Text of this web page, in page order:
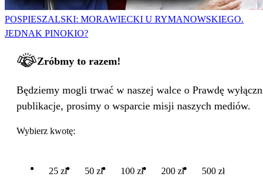
POSPIESZALSKI: MORAWIECKI U RYMANOWSKIEGO.
JEDNAK PINOKIO?
Zróbmy to razem!
Będziemy mogli trwać w naszej walce o Prawdę
publikacje, prosimy o wsparcie misji naszych mediów.
Wybierz kwotę:
25 zł 50 zł 100 zł 200 zł 500 zł